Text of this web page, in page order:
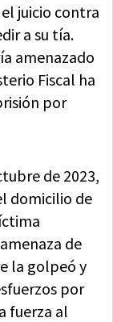
juicio contra
a su tía.
amenazado
Fiscal ha
por
de 2023,
domicilio de
de
la golpeó y
por
fuerza al